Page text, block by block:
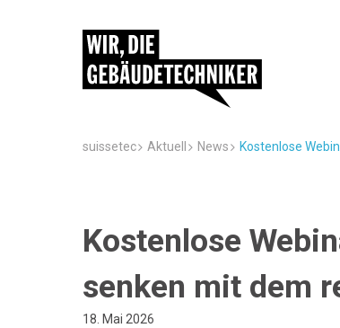
suissetec Aktuell News Kostenlose
Kostenlose
senken mit dem
18. Mai 2026